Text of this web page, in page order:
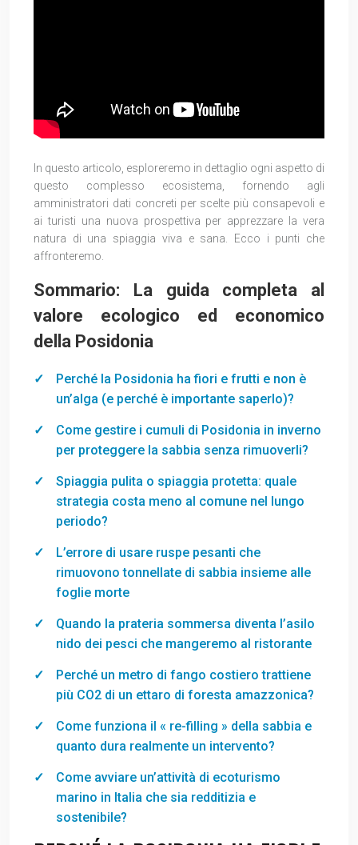
In questo articolo, esploreremo in dettaglio ogni aspetto di
questo complesso ecosistema, fornendo agli
amministratori dati concreti per scelte più consapevoli e
ai turisti una nuova prospettiva per apprezzare la vera
natura di una spiaggia viva e sana. Ecco i punti che
affronteremo.
Sommario: La guida completa al
valore ecologico ed economico
della Posidonia
Perché la Posidonia ha fiori e frutti e non è
un’alga (e perché è importante saperlo)?
Come gestire i cumuli di Posidonia in inverno
per proteggere la sabbia senza rimuoverli?
Spiaggia pulita o spiaggia protetta: quale
strategia costa meno al comune nel lungo
periodo?
L’errore di usare ruspe pesanti che
rimuovono tonnellate di sabbia insieme alle
foglie morte
Quando la prateria sommersa diventa l’asilo
nido dei pesci che mangeremo al ristorante
Perché un metro di fango costiero trattiene
più CO2 di un ettaro di foresta amazzonica?
Come funziona il « re-filling » della sabbia e
quanto dura realmente un intervento?
Come avviare un’attività di ecoturismo
marino in Italia che sia redditizia e
sostenibile?